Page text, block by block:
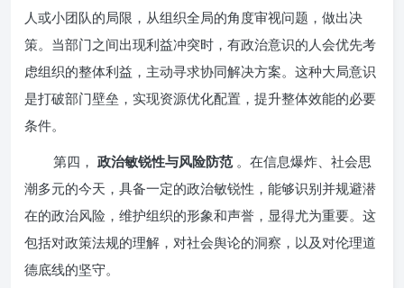
人或小团队的局限，从组织全局的角度审视问题，做出决
策。当部门之间出现利益冲突时，有政治意识的人会优先考
虑组织的整体利益，主动寻求协同解决方案。这种大局意识
是打破部门壁垒，实现资源优化配置，提升整体效能的必要
条件。
第四， 政治敏锐性与风险防范 。在信息爆炸、社会思
潮多元的今天，具备一定的政治敏锐性，能够识别并规避潜
在的政治风险，维护组织的形象和声誉，显得尤为重要。这
包括对政策法规的理解，对社会舆论的洞察，以及对伦理道
德底线的坚守。